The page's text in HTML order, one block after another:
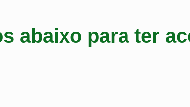
abaixo para ter